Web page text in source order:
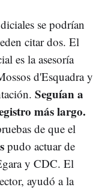
se podrían
citar dos. El
es la asesoría
d'Esquadra y
Seguían a
más largo.
de que el
pudo actuar de
y CDC. El
ayudó a la